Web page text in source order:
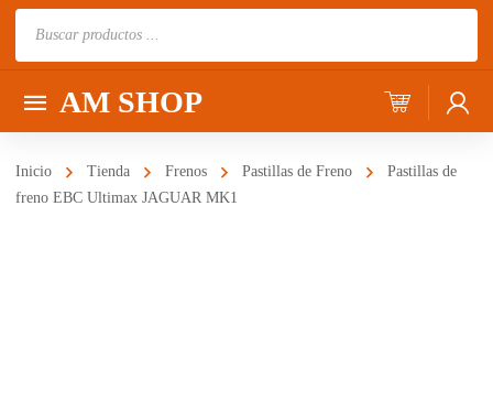
AM SHOP
Inicio Tienda Frenos Pastillas de Freno
Pastillas de
freno EBC Ultimax JAGUAR MK1